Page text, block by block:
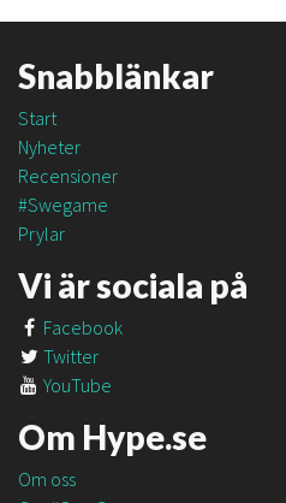
Snabblänkar
Start
Nyheter
Recensioner
#Swegame
Prylar
Vi är sociala på
Facebook
Twitter
YouTube
Om Hype.se
Om oss